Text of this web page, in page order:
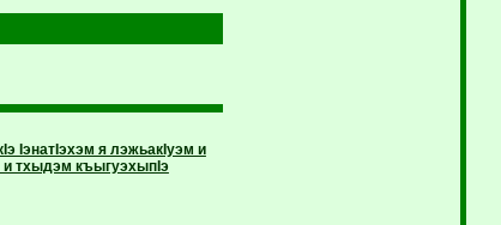
IэнатIэхэм я лэжьакIуэм и
и тхыдэм къыгуэхыпIэ